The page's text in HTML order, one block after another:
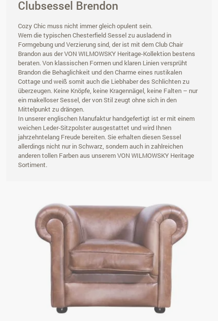
Clubsessel Brendon
Cozy Chic muss nicht immer gleich opulent sein.
Wem die typischen Chesterfield Sessel zu ausladend in
Formgebung und Verzierung sind, der ist mit dem Club Chair
Brandon aus der VON WILMOWSKY Heritage-Kollektion bestens
beraten. Von klassischen Formen und klaren Linien versprüht
Brandon die Behaglichkeit und den Charme eines rustikalen
Cottage und weiß somit auch die Liebhaber des Schlichten zu
überzeugen. Keine Knöpfe, keine Kragennägel, keine Falten – nur
ein makelloser Sessel, der von Stil zeugt ohne sich in den
Mittelpunkt zu drängen.
In unserer englischen Manufaktur handgefertigt ist er mit einem
weichen Leder-Sitzpolster ausgestattet und wird Ihnen
jahrzehntelang Freude bereiten. Sie erhalten diesen Sessel
allerdings nicht nur in Schwarz, sondern auch in zahlreichen
anderen tollen Farben aus unserem VON WILMOWSKY Heritage
Sortiment.